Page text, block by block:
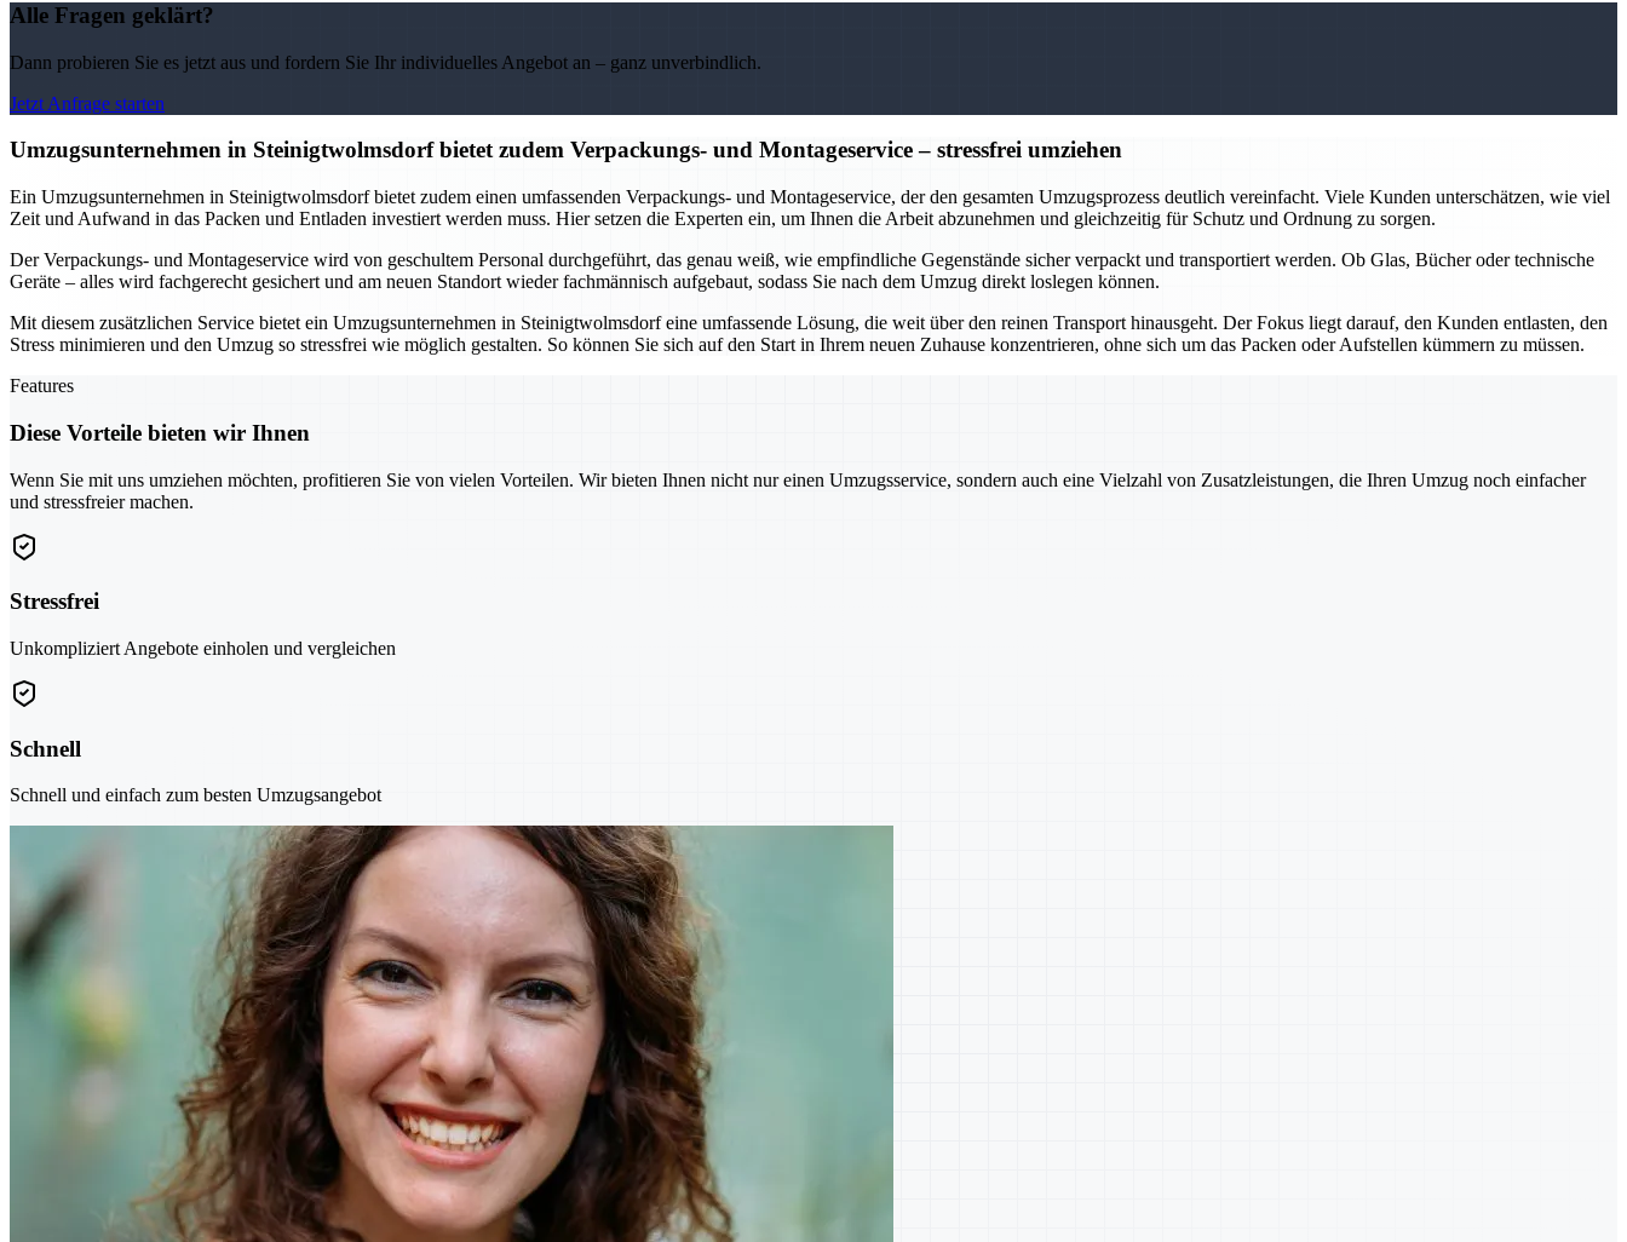
Alle Fragen geklärt?
Dann probieren Sie es jetzt aus und fordern Sie Ihr individuelles Angebot an – ganz unverbindlich.
Jetzt Anfrage starten
Umzugsunternehmen in Steinigtwolmsdorf bietet zudem Verpackungs- und Montageservice – stressfrei umziehen
Ein Umzugsunternehmen in Steinigtwolmsdorf bietet zudem einen umfassenden Verpackungs- und Montageservice, der den gesamten Umzugsprozess deutlich vereinfacht. Viele Kunden unterschätzen, wie viel
Zeit und Aufwand in das Packen und Entladen investiert werden muss. Hier setzen die Experten ein, um Ihnen die Arbeit abzunehmen und gleichzeitig für Schutz und Ordnung zu sorgen.
Der Verpackungs- und Montageservice wird von geschultem Personal durchgeführt, das genau weiß, wie empfindliche Gegenstände sicher verpackt und transportiert werden. Ob Glas, Bücher oder technische
Geräte – alles wird fachgerecht gesichert und am neuen Standort wieder fachmännisch aufgebaut, sodass Sie nach dem Umzug direkt loslegen können.
Mit diesem zusätzlichen Service bietet ein Umzugsunternehmen in Steinigtwolmsdorf eine umfassende Lösung, die weit über den reinen Transport hinausgeht. Der Fokus liegt darauf, den Kunden entlasten, den
Stress minimieren und den Umzug so stressfrei wie möglich gestalten. So können Sie sich auf den Start in Ihrem neuen Zuhause konzentrieren, ohne sich um das Packen oder Aufstellen kümmern zu müssen.
Features
Diese Vorteile bieten wir Ihnen
Wenn Sie mit uns umziehen möchten, profitieren Sie von vielen Vorteilen. Wir bieten Ihnen nicht nur einen Umzugsservice, sondern auch eine Vielzahl von Zusatzleistungen, die Ihren Umzug noch einfacher
und stressfreier machen.
Stressfrei
Unkompliziert Angebote einholen und vergleichen
Schnell
Schnell und einfach zum besten Umzugsangebot